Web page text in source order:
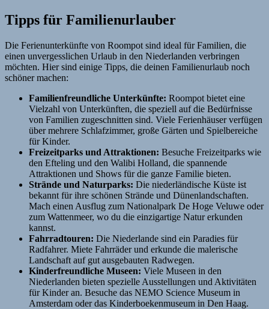
Tipps für Familienurlauber
Die Ferienunterkünfte von Roompot sind ideal für Familien, die
einen unvergesslichen Urlaub in den Niederlanden verbringen
möchten. Hier sind einige Tipps, die deinen Familienurlaub noch
schöner machen:
Familienfreundliche Unterkünfte: Roompot bietet eine
Vielzahl von Unterkünften, die speziell auf die Bedürfnisse
von Familien zugeschnitten sind. Viele Ferienhäuser verfügen
über mehrere Schlafzimmer, große Gärten und Spielbereiche
für Kinder.
Freizeitparks und Attraktionen: Besuche Freizeitparks wie
den Efteling und den Walibi Holland, die spannende
Attraktionen und Shows für die ganze Familie bieten.
Strände und Naturparks: Die niederländische Küste ist
bekannt für ihre schönen Strände und Dünenlandschaften.
Mach einen Ausflug zum Nationalpark De Hoge Veluwe oder
zum Wattenmeer, wo du die einzigartige Natur erkunden
kannst.
Fahrradtouren: Die Niederlande sind ein Paradies für
Radfahrer. Miete Fahrräder und erkunde die malerische
Landschaft auf gut ausgebauten Radwegen.
Kinderfreundliche Museen: Viele Museen in den
Niederlanden bieten spezielle Ausstellungen und Aktivitäten
für Kinder an. Besuche das NEMO Science Museum in
Amsterdam oder das Kinderboekenmuseum in Den Haag.